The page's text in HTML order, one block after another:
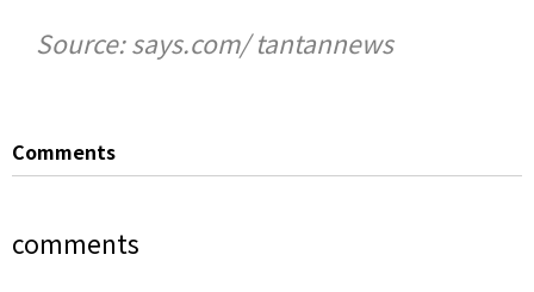
Source: says.com/ tantannews
Comments
comments